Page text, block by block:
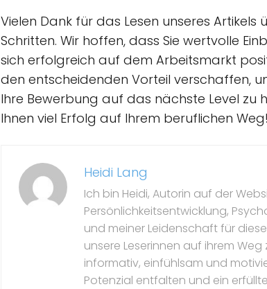
Vielen Dank für das Lesen unseres
Schritten. Wir hoffen, dass Sie wertvolle
sich erfolgreich auf dem Arbeitsmarkt
den entscheidenden Vorteil verschaffen,
Ihre Bewerbung auf das nächste Level zu
Ihnen viel Erfolg auf Ihrem beruflichen Weg!
Heidi Lang
Ich bin Heidi, Autorin auf der
Persönlichkeitsentwicklung,
und meiner Leidenschaft für
unsere Leserinnen auf ihrem
informativ, einfühlsam und
Potenzial entfalten und ein